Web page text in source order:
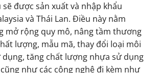
được sản xuất và nhập khẩu
và Thái Lan. Điều này nằm
mở rộng quy mô, nâng tầm thương
lượng, mẫu mã, thay đổi loại môi
dụng, tăng chất lượng nhựa sử dụng
như các công nghệ đi kèm như